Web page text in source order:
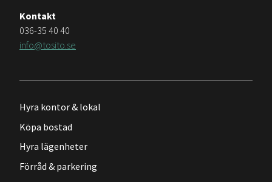
Kontakt
036-35 40 40
info@tosito.se
Hyra kontor & lokal
Köpa bostad
Hyra lägenheter
Förråd & parkering